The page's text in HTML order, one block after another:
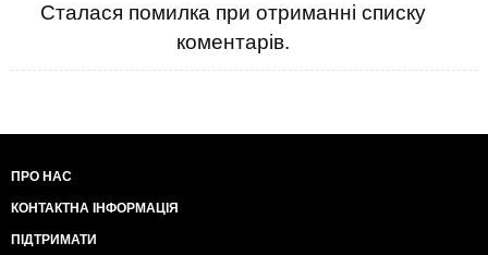
Сталася помилка при отриманні списку
коментарів.
ПРО НАС
КОНТАКТНА ІНФОРМАЦІЯ
ПІДТРИМАТИ